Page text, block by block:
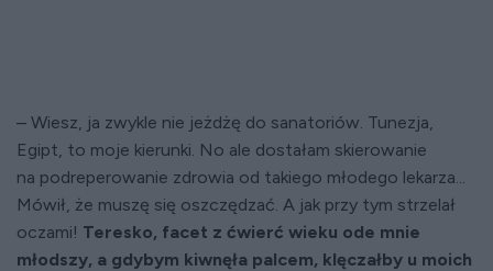
– Wiesz, ja zwykle nie jeżdżę do sanatoriów. Tunezja,
Egipt, to moje kierunki. No ale dostałam skierowanie
na podreperowanie zdrowia od takiego młodego lekarza...
Mówił, że muszę się oszczędzać. A jak przy tym strzelał
oczami! Teresko, facet z ćwierć wieku ode mnie
młodszy, a gdybym kiwnęła palcem, klęczałby u moich